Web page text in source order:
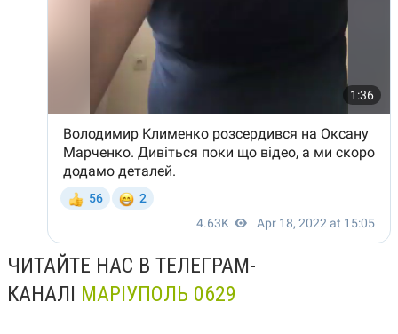
ЧИТАЙТЕ НАС В ТЕЛЕГРАМ-
КАНАЛІ МАРІУПОЛЬ 0629